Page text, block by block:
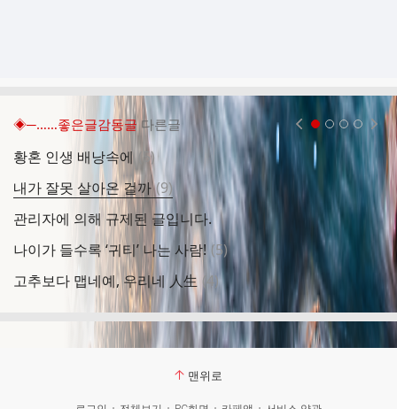
◈─……좋은글감동글다른글
황혼 인생 배낭속에 댓
글
(5)
내가 잘못 살아온 걸까댓
글
(9)
관리자에 의해 규제된 글입니다.
나이가 들수록 ‘귀티’ 나는 사람! 댓
(5)
고추보다 맵네예, 우리네 人生 댓
글
(4)
맨위로